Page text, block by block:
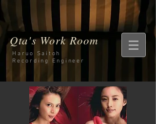
Qta's Work Room
Haruo Saitoh
Recording
Engineer